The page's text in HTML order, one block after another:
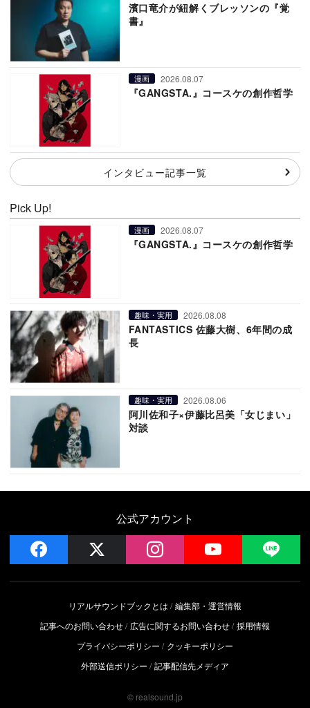
濱口竜介が紐解くブレッソンの『覚
書』
漫画 2026.08.07
『GANGSTA.』コースケの創作哲学
インタビュー記事一覧
Pick Up!
漫画 2026.08.07
『GANGSTA.』コースケの創作哲学
趣味・実用 2026.08.08
FANTASTICS 佐藤大樹、6年間の成
長
趣味・実用 2026.08.06
阿川佐和子×伊藤比呂美「女じまい」
対談
公式アカウント
facebook instagram YouTube
リアルサウンドブックとは
編集部・運営情報
記事へのお問い合わせ
広告に関するお問い合わせ 採用情報
プライバシーポリシー
クッキーポリシー
外部送信ポリシー
記事配信先メディア
© realsound.jp